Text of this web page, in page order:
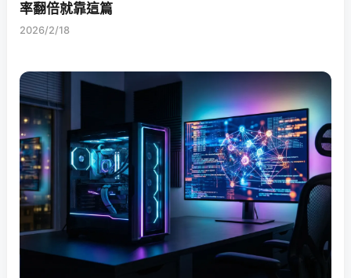
率翻倍就靠這篇
2026/2/18